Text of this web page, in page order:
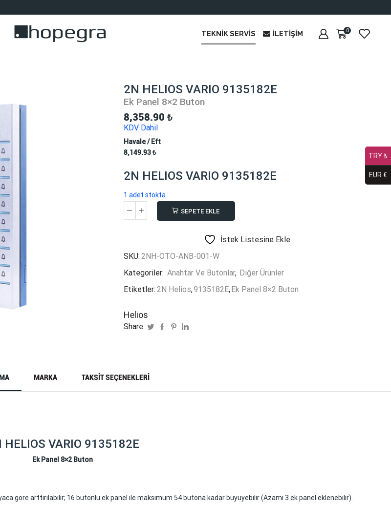
TEKNIK SERVIS İLETIŞIM 0
2N HELIOS VARIO 9135182E
Ek Panel 8×2 Buton
8,358.90 ₺
KDV Dahil
Havale / Eft
8,149.93₺
2N HELIOS VARIO 9135182E
1 adet stokta
2N
9135182E
adet
SEPETE EKLE
İstek Listesine Ekle
SKU: 2NH-OTO-ANB-001-W
Kategoriler: Anahtar Ve Butonlar, Diğer Ürünler
Etiketler: 2N Helios,9135182E, Ek Panel 8×2 Buton
Helios
Share:
MARKA TAKSIT SEÇENEKLERI
HELIOS VARIO 9135182E
Ek Panel 8×2 Buton
göre arttırılabilir; 16 butonlu ek panel ile maksimum 54 butona kadar büyüyebilir (Azami 3 ek panel eklenebilir).
TRY ₺
EUR €